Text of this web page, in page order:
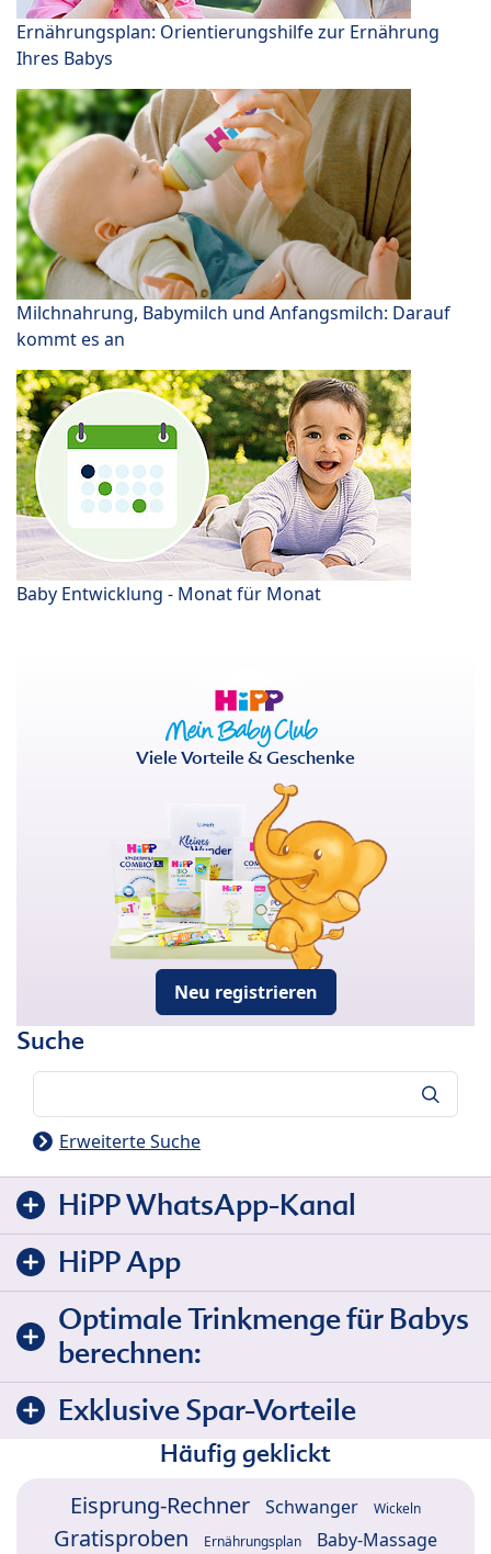
Ernährungsplan: Orientierungshilfe zur Ernährung
Ihres Babys
Milchnahrung, Babymilch und Anfangsmilch: Darauf
kommt es an
Baby Entwicklung - Monat für Monat
Viele Vorteile & Geschenke
Neu registrieren
Suche
Erweiterte Suche
HiPP WhatsApp-Kanal
HiPP App
Optimale Trinkmenge für Babys
berechnen:
Exklusive Spar-Vorteile
Häufig geklickt
Eisprung-Rechner Schwanger Wickeln
Gratisproben Ernährungsplan Baby-Massage